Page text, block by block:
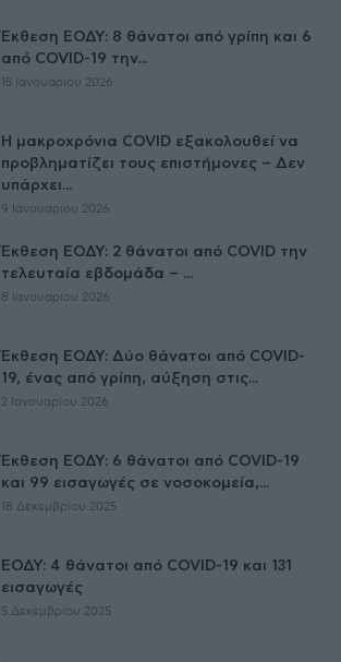
Έκθεση ΕΟΔΥ: 8 θάνατοι από γρίπη και 6
από COVID-19 την...
15 Ιανουαρίου 2026
Η μακροχρόνια COVID εξακολουθεί να
προβληματίζει τους επιστήμονες – Δεν
υπάρχει...
9 Ιανουαρίου 2026
Έκθεση ΕΟΔΥ: 2 θάνατοι από COVID την
τελευταία εβδομάδα – ...
8 Ιανουαρίου 2026
Έκθεση ΕΟΔΥ: Δύο θάνατοι από COVID-
19, ένας από γρίπη, αύξηση στις...
2 Ιανουαρίου 2026
Έκθεση ΕΟΔΥ: 6 θάνατοι από COVID-19
και 99 εισαγωγές σε νοσοκομεία,...
18 Δεκεμβρίου 2025
ΕΟΔΥ: 4 θάνατοι από COVID-19 και 131
εισαγωγές
5 Δεκεμβρίου 2025